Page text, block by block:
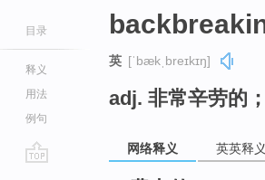
目录
释义
用法
例句
英 [ˈbækˌbreɪkɪŋ]
adj. 非常辛劳的
网络释义 英英释义